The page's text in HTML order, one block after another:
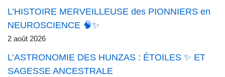
L’HISTOIRE MERVEILLEUSE des PIONNIERS en
NEUROSCIENCE 🧠✨
2 août 2026
L’ASTRONOMIE DES HUNZAS : ÉTOILES ✨ ET
SAGESSE ANCESTRALE